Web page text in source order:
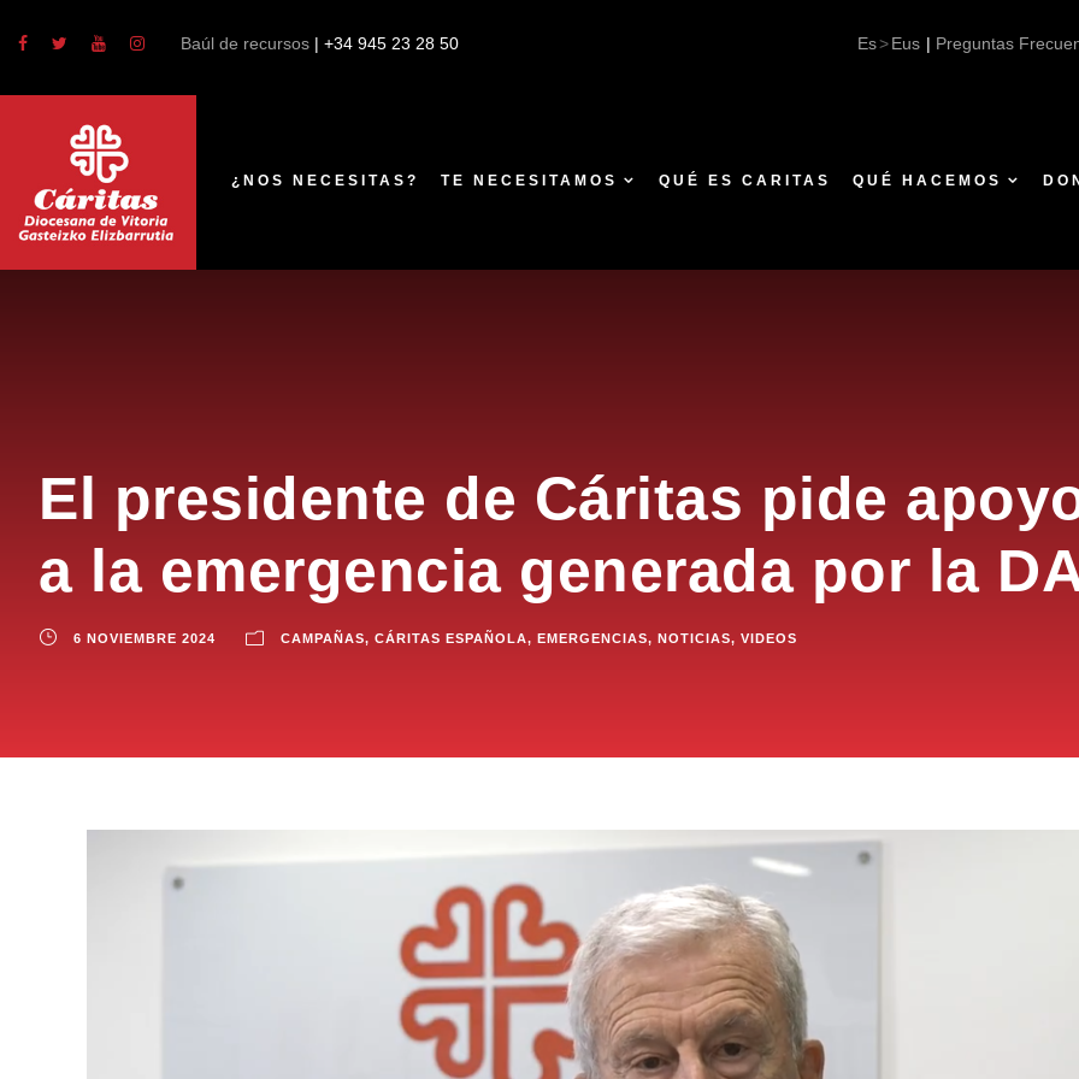
Baúl de recursos | +34 945 23 28 50 Es Eus | Preguntas
¿NOS NECESITAS? TE NECESITAMOS QUÉ ES CARITAS QUÉ HACEMOS
El presidente de Cáritas pide
a la emergencia generada por la
6 NOVIEMBRE 2024 CAMPAÑAS, CÁRITAS ESPAÑOLA, EMERGENCIAS, NOTICIAS, VIDEOS